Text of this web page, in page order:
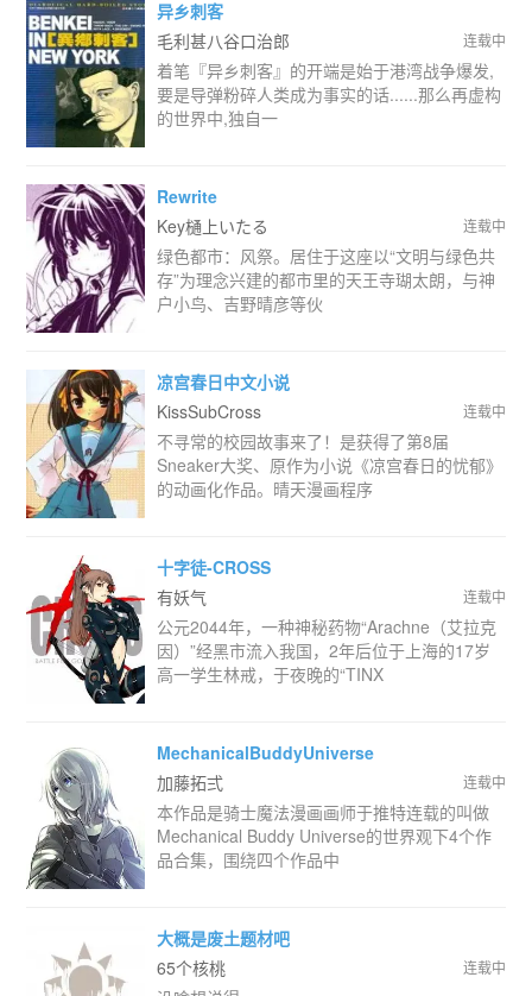
异乡刺客
毛利甚八谷口治郎
连载中
着笔『异乡刺客』的开端是始于港湾战争爆发,
要是导弹粉碎人类成为事实的话......那么再虚构
的世界中,独自一
Rewrite
Key樋上いたる
连载中
绿色都市：风祭。居住于这座以“文明与绿色共
存”为理念兴建的都市里的天王寺瑚太朗，与神
户小鸟、吉野晴彦等伙
凉宫春日中文小说
KissSubCross
连载中
不寻常的校园故事来了！是获得了第8届
Sneaker大奖、原作为小说《凉宫春日的忧郁》
的动画化作品。晴天漫画程序
十字徒-CROSS
有妖气
连载中
公元2044年，一种神秘药物“Arachne（艾拉克
因）”经黑市流入我国，2年后位于上海的17岁
高一学生林戒，于夜晚的“TINX
MechanicalBuddyUniverse
加藤拓弍
连载中
本作品是骑士魔法漫画画师于推特连载的叫做
Mechanical Buddy Universe的世界观下4个作
品合集，围绕四个作品中
大概是废土题材吧
65个核桃
连载中